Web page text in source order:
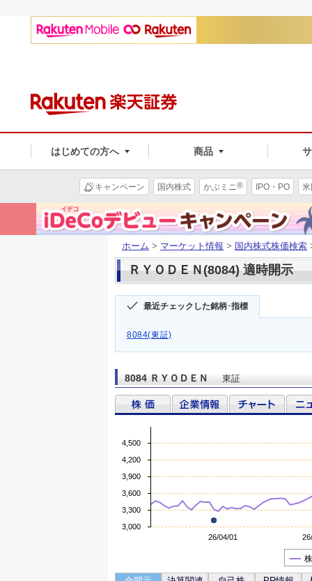
はじめての方へ 商品
キャンペーン 国内株式 かぶミニ® IPO・PO
ホーム > マーケット情報 > 国内株式株価検索
ＲＹＯＤＥＮ(8084) 適時開示
最近チェックした銘柄･指標
8084(東証)
8084 ＲＹＯＤＥＮ 東証